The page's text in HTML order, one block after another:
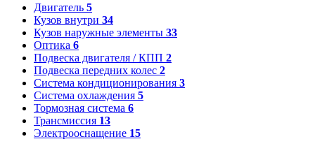
Двигатель 5
Кузов внутри 34
Кузов наружные элементы 33
Оптика 6
Подвеска двигателя / КПП 2
Подвеска передних колес 2
Система кондиционирования 3
Система охлаждения 5
Тормозная система 6
Трансмиссия 13
Электрооснащение 15